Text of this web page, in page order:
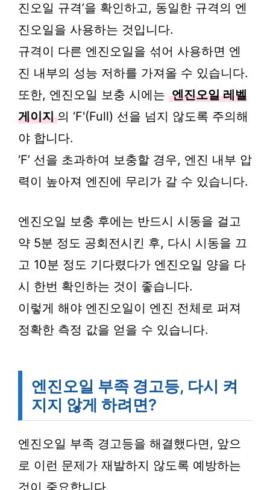
진오일 규격’을 확인하고, 동일한 규격의 엔
진오일을 사용하는 것입니다.
규격이 다른 엔진오일을 섞어 사용하면 엔
진 내부의 성능 저하를 가져올 수 있습니다.
또한, 엔진오일 보충 시에는 엔진오일 레벨
게이지 의 ‘F'(Full) 선을 넘지 않도록 주의해
야 합니다.
‘F’ 선을 초과하여 보충할 경우, 엔진 내부 압
력이 높아져 엔진에 무리가 갈 수 있습니다.
엔진오일 보충 후에는 반드시 시동을 걸고
약 5분 정도 공회전시킨 후, 다시 시동을 끄
고 10분 정도 기다렸다가 엔진오일 양을 다
시 한번 확인하는 것이 좋습니다.
이렇게 해야 엔진오일이 엔진 전체로 퍼져
정확한 측정 값을 얻을 수 있습니다.
엔진오일 부족 경고등, 다시 켜
지지 않게 하려면?
엔진오일 부족 경고등을 해결했다면, 앞으
로 이런 문제가 재발하지 않도록 예방하는
것이 중요합니다.